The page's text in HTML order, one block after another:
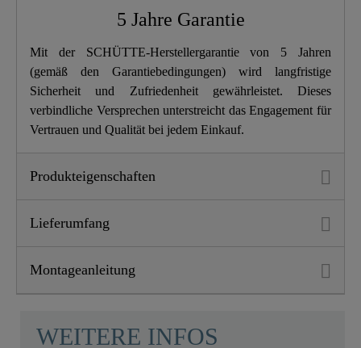
5 Jahre Garantie
Mit der SCHÜTTE-Herstellergarantie von 5 Jahren
(gemäß den Garantiebedingungen) wird langfristige
Sicherheit und Zufriedenheit gewährleistet. Dieses
verbindliche Versprechen unterstreicht das Engagement für
Vertrauen und Qualität bei jedem Einkauf.
Produkteigenschaften
Lieferumfang
Montageanleitung
WEITERE INFOS